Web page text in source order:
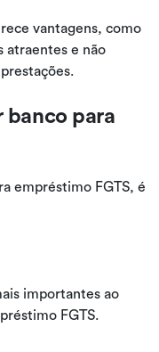
vantagens, como
atraentes e não
banco para
empréstimo FGTS, é
importantes ao
FGTS.